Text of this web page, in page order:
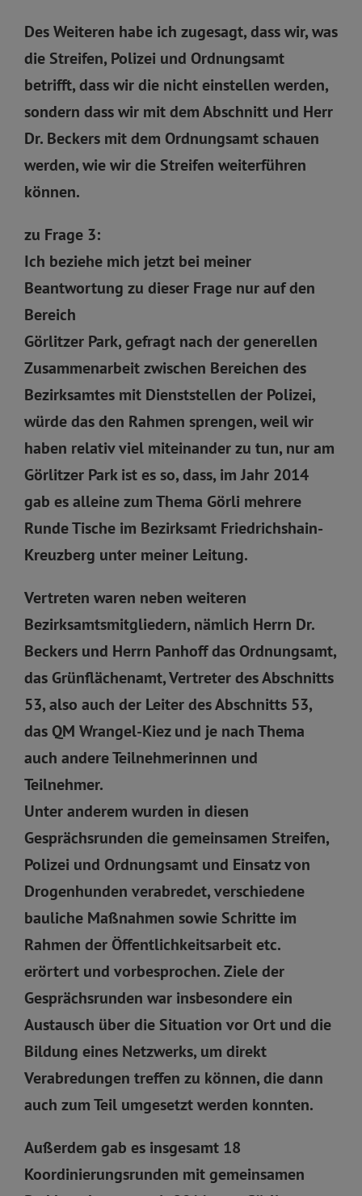
Des Weiteren habe ich zugesagt, dass wir, was
die Streifen, Polizei und Ordnungsamt
betrifft, dass wir die nicht einstellen werden,
sondern dass wir mit dem Abschnitt und Herr
Dr. Beckers mit dem Ordnungsamt schauen
werden, wie wir die Streifen weiterführen
können.
zu Frage 3:
Ich beziehe mich jetzt bei meiner
Beantwortung zu dieser Frage nur auf den
Bereich
Görlitzer Park, gefragt nach der generellen
Zusammenarbeit zwischen Bereichen des
Bezirksamtes mit Dienststellen der Polizei,
würde das den Rahmen sprengen, weil wir
haben relativ viel miteinander zu tun, nur am
Görlitzer Park ist es so, dass, im Jahr 2014
gab es alleine zum Thema Görli mehrere
Runde Tische im Bezirksamt Friedrichshain-
Kreuzberg unter meiner Leitung.
Vertreten waren neben weiteren
Bezirksamtsmitgliedern, nämlich Herrn Dr.
Beckers und Herrn Panhoff das Ordnungsamt,
das Grünflächenamt, Vertreter des Abschnitts
53, also auch der Leiter des Abschnitts 53,
das QM Wrangel-Kiez und je nach Thema
auch andere Teilnehmerinnen und
Teilnehmer.
Unter anderem wurden in diesen
Gesprächsrunden die gemeinsamen Streifen,
Polizei und Ordnungsamt und Einsatz von
Drogenhunden verabredet, verschiedene
bauliche Maßnahmen sowie Schritte im
Rahmen der Öffentlichkeitsarbeit etc.
erörtert und vorbesprochen. Ziele der
Gesprächsrunden war insbesondere ein
Austausch über die Situation vor Ort und die
Bildung eines Netzwerks, um direkt
Verabredungen treffen zu können, die dann
auch zum Teil umgesetzt werden konnten.
Außerdem gab es insgesamt 18
Koordinierungsrunden mit gemeinsamen